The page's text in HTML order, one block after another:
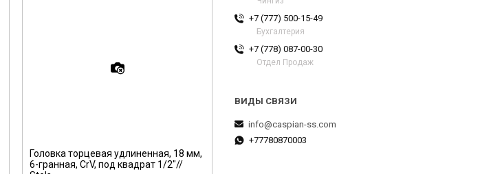
Головка торцевая удлиненная, 18 мм,
6-гранная, CrV, под квадрат 1/2"//
+7 (777) 500-15-49
Бухгалтерия
+7 (778) 087-00-30
Отдел Продаж
info@caspian-ss.com
+77780870003